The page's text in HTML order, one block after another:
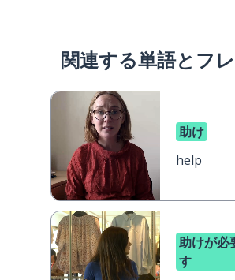
関連する単語とフ
助け
help
助けが必
す